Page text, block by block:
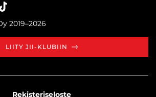
2019–2026
LIITY JII-KLUBIIN
Rekisteriseloste